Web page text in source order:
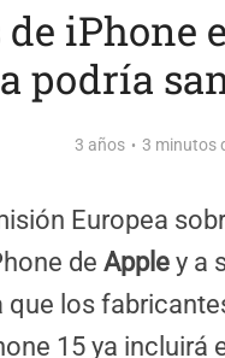
de
podría
3 años 3 minutos
Europea
de Apple y a
los
15 ya incluirá